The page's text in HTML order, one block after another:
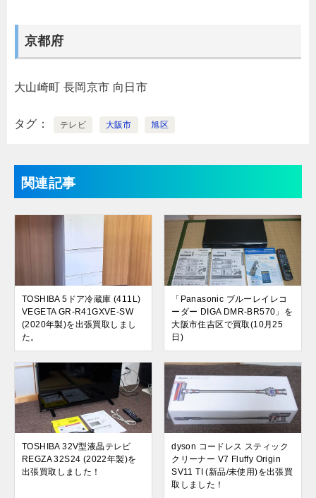
京都府
大山崎町 長岡京市 向日市
タグ テレビ 大阪市 旭区
関連記事
TOSHIBA 5ドア冷蔵庫 (411L)
VEGETA GR-R41GXVE-SW
(2020年製)を出張買取しまし
た。
「Panasonic ブルーレイレコ
ーダー DIGA DMR-BR570」を
大阪市住吉区で買取(10月25
日)
TOSHIBA 32V型液晶テレビ
REGZA 32S24 (2022年製)を
出張買取しました！
dyson コードレス スティック
クリーナー V7 Fluffy Origin
SV11 TI (新品/未使用)を出張買
取しました！